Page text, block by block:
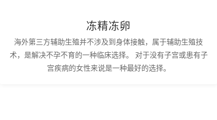
冻精冻卵
海外第三方辅助生殖并不涉及到身体接触，属于辅助生殖技
术，是解决不孕不育的一种临床选择。 对于没有子宫或患有子
宫疾病的女性来说是一种最好的选择。